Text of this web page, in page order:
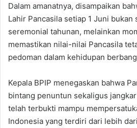
‎Dalam amanatnya, disampaikan
Lahir Pancasila setiap 1 Juni bukan
seremonial tahunan, melainkan
memastikan nilai-nilai Pancasila
pedoman dalam kehidupan
‎Kepala BPIP menegaskan bahwa
bintang penuntun sekaligus
telah terbukti mampu
Indonesia yang terdiri dari lebih